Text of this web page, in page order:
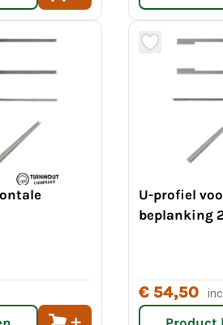
U-profiel
beplanking
€ 54,50